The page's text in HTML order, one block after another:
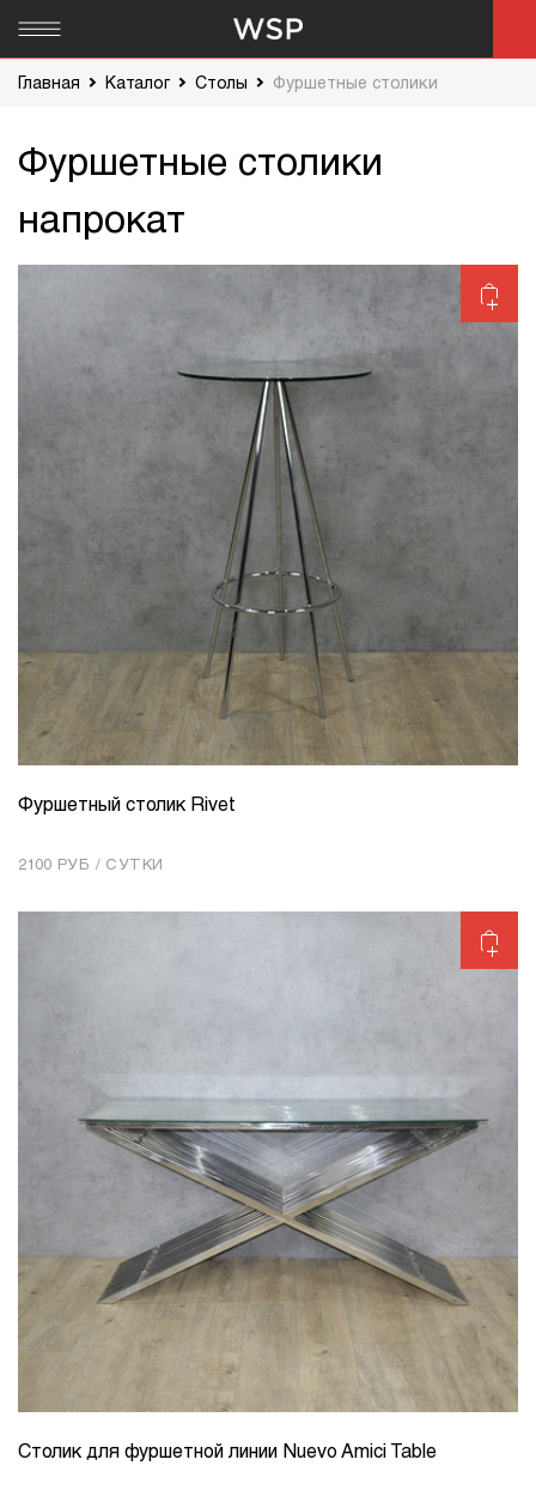
Главная Каталог Столы Фуршетные столики
Фуршетные столики
напрокат
КОЛИЧЕСТВО 1
Фуршетный столик Rivet
2100 РУБ / СУТКИ
КОЛИЧЕСТВО 1
Cтолик для фуршетной линии Nuevo Amici Table